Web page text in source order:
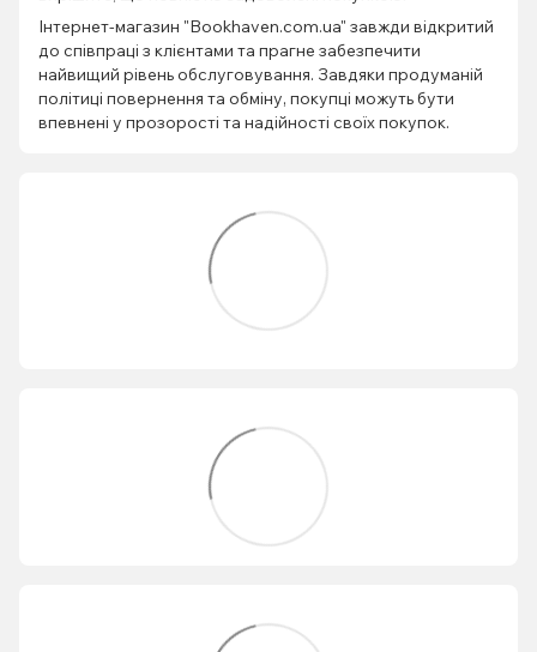
Інтернет-магазин "Bookhaven.com.ua" завжди відкритий
до співпраці з клієнтами та прагне забезпечити
найвищий рівень обслуговування. Завдяки продуманій
політиці повернення та обміну, покупці можуть бути
впевнені у прозорості та надійності своїх покупок.